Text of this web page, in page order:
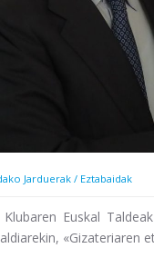
Jarduerak / Eztabaidak
Euskal
«Gizateriaren